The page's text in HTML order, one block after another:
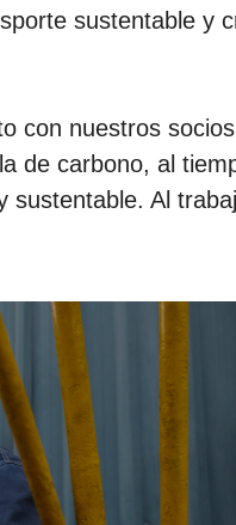
sustentable y
con nuestros
de carbono, al
sustentable. Al